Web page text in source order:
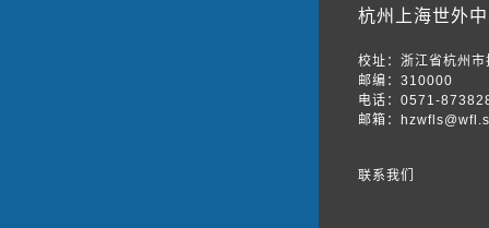
杭州上海世外
校址：浙江省杭州
邮编：310000
电话：0571-
邮箱：
联系我们